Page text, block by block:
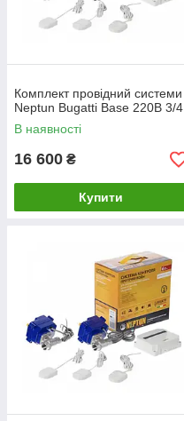
Комплект провідний системи
Neptun Bugatti Base 220B 3/4
В наявності
16 600 ₴
Купити